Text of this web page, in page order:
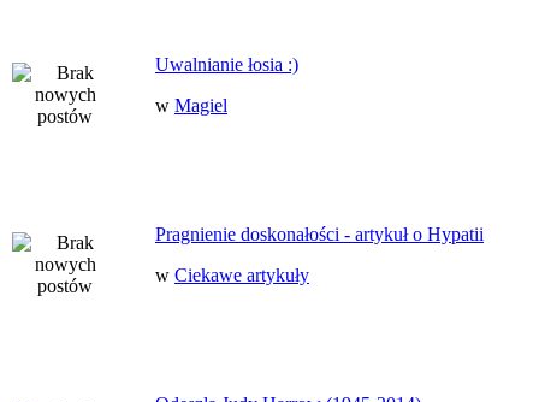
Uwalnianie łosia :)
w Magiel
Pragnienie doskonałości - artykuł o Hypatii
w Ciekawe artykuły